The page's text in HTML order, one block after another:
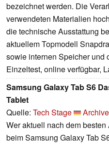
bezeichnet werden. Die
verwendeten Materialien
die technische Ausstattung
aktuellem Topmodell
sowie internen Speicher und
Einzeltest, online verfügbar,
Samsung Galaxy Tab S6
Tablet
Quelle: Tech Stage
Wer aktuell nach dem
beim Samsung Galaxy Tab